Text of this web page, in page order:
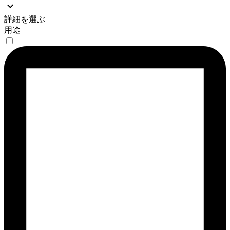
詳細を選ぶ
用途